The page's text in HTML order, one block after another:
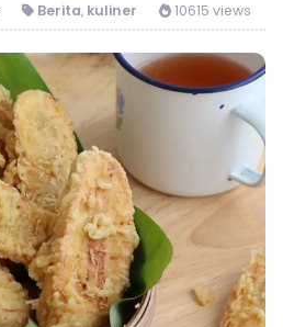
Berita, kuliner 10615 views